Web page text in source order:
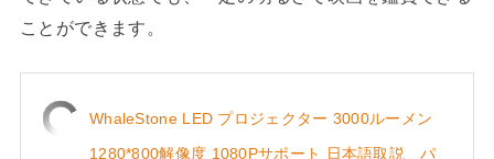
ことができます。
WhaleStone LED プロジェクター 3000ルーメン
1280*800解像度 1080Pサポート 日本語取説 パ